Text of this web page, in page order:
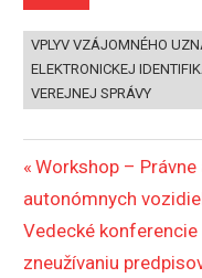
VPLYV VZÁJOMNÉHO
ELEKTRONICKEJ
VEREJNEJ SPRÁVY
Navigácia
v
článku
Previous
Post:
Workshop –
autonómnych
Next
Post:
Vedecké
zneužívaniu